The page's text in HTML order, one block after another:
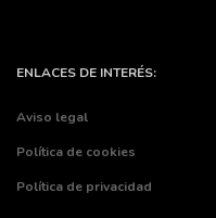
ENLACES DE INTERÉS:
Aviso legal
Política de cookies
Política de privacidad